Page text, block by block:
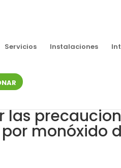
Servicios Instalaciones
las
monóxido